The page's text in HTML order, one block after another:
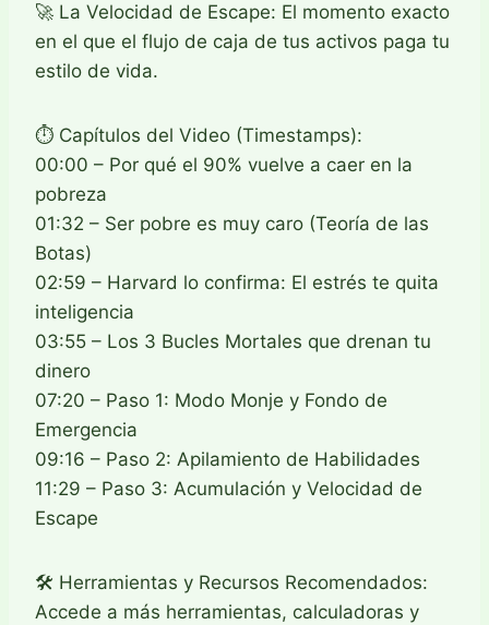
🚀 La Velocidad de Escape: El momento exacto
en el que el flujo de caja de tus activos paga tu
estilo de vida.
⏱️ Capítulos del Video (Timestamps):
00:00 – Por qué el 90% vuelve a caer en la
pobreza
01:32 – Ser pobre es muy caro (Teoría de las
Botas)
02:59 – Harvard lo confirma: El estrés te quita
inteligencia
03:55 – Los 3 Bucles Mortales que drenan tu
dinero
07:20 – Paso 1: Modo Monje y Fondo de
Emergencia
09:16 – Paso 2: Apilamiento de Habilidades
11:29 – Paso 3: Acumulación y Velocidad de
Escape
🛠️ Herramientas y Recursos Recomendados:
Accede a más herramientas, calculadoras y